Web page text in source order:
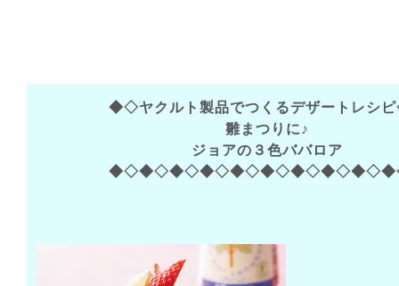
◆◇ヤクルト製品でつくるデザートレシ
雛まつりに♪
ジョアの３色ババロア